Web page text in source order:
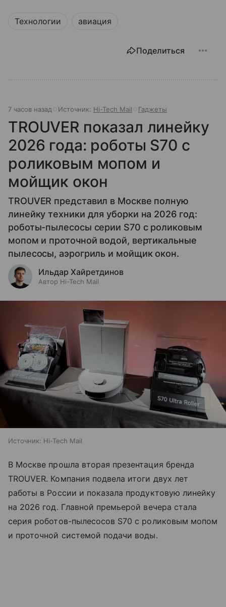
Технологии авиация
Поделиться
7 часов назад Источник: Hi-Tech Mail Гаджеты
TROUVER показал линейку
2026 года: роботы S70 с
роликовым мопом и
мойщик окон
TROUVER представил в Москве полную
линейку техники для уборки на 2026 год:
роботы-пылесосы серии S70 с роликовым
мопом и проточной водой, вертикальные
пылесосы, аэрогриль и мойщик окон.
Ильдар Хайретдинов
Автор Hi-Tech Mail
Источник: Hi-Tech Mail
В Москве прошла вторая презентация бренда
TROUVER. Компания подвела итоги двух лет
работы в России и показала продуктовую линейку
на 2026 год. Главной премьерой вечера стала
серия роботов-пылесосов S70 с роликовым мопом
и проточной системой подачи воды.